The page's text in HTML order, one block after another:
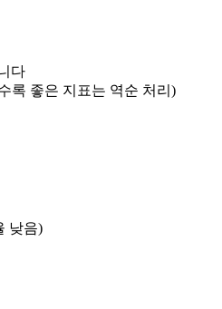
다
록 좋은 지표는 역순 처리)
낮음)